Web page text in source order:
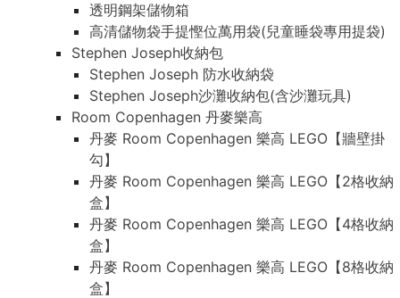
透明鋼架儲物箱
高清儲物袋手提慳位萬用袋(兒童睡袋專用提袋)
Stephen Joseph收納包
Stephen Joseph 防水收納袋
Stephen Joseph沙灘收納包(含沙灘玩具)
Room Copenhagen 丹麥樂高
丹麥 Room Copenhagen 樂高 LEGO【牆壁掛
勾】
丹麥 Room Copenhagen 樂高 LEGO【2格收納
盒】
丹麥 Room Copenhagen 樂高 LEGO【4格收納
盒】
丹麥 Room Copenhagen 樂高 LEGO【8格收納
盒】